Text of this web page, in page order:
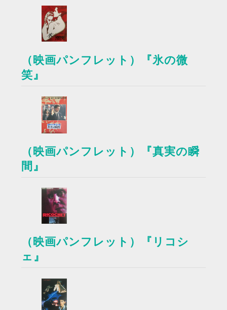
（映画パンフレット）『氷の微
笑』
（映画パンフレット）『真実の瞬
間』
（映画パンフレット）『リコシ
ェ』